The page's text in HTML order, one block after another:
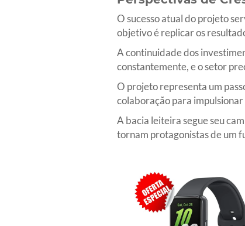
O sucesso atual do projeto
objetivo é replicar os
A continuidade dos
constantemente, e o setor
O projeto representa um
colaboração para
A bacia leiteira segue seu
tornam protagonistas de um